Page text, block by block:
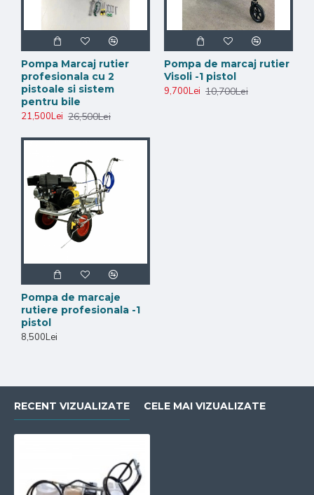
Pompa Marcaj rutier
profesionala cu 2
pistoale si sistem
pentru bile
21,500Lei 26,500Lei
Pompa de marcaj rutier
Visoli -1 pistol
9,700Lei 10,700Lei
Pompa de marcaje
rutiere profesionala -1
pistol
8,500Lei
RECENT VIZUALIZATE CELE MAI VIZUALIZATE